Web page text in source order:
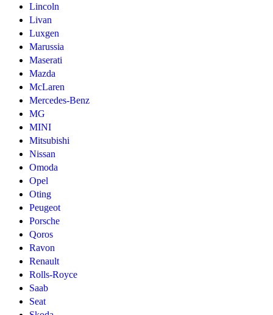
Lincoln
Livan
Luxgen
Marussia
Maserati
Mazda
McLaren
Mercedes-Benz
MG
MINI
Mitsubishi
Nissan
Omoda
Opel
Oting
Peugeot
Porsche
Qoros
Ravon
Renault
Rolls-Royce
Saab
Seat